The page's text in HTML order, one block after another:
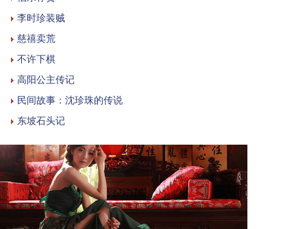
李时珍装贼
慈禧卖荒
不许下棋
高阳公主传记
民间故事：沈珍珠的传说
东坡石头记